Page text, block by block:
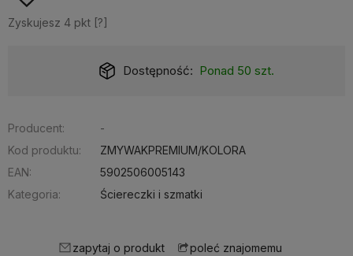
Zyskujesz 4 pkt [?]
Dostępność: Ponad 50 szt.
Producent:
-
Kod produktu:
ZMYWAKPREMIUM/KOLORA
EAN:
5902506005143
Kategoria:
Ściereczki i szmatki
zapytaj o produkt poleć znajomemu